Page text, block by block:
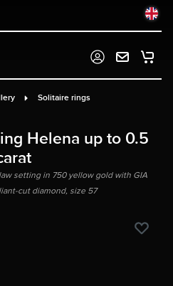
Solitaire rings
Helena up to 0.5
setting in 750 yellow gold with GIA
cut diamond, size 57